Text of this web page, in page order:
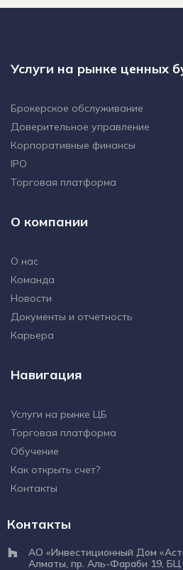
Услуги на рынке ценных
Брокерское обслуживание
Доверительное управление
Корпоративные финансы
IPO
Торговая платформа
О компании
О нас
Команда
Новости
Документы и отчетность
Карьера
Навигация
Услуги на рынке ЦБ
Торговая платформа
Обучение
Как открыть счет?
Контакты
Контакты
АО «Инвестиционный Дом
Алматы, пр. Аль-Фараби 19,